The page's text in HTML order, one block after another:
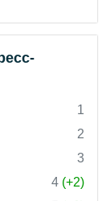
1
2
3
4 (+2)